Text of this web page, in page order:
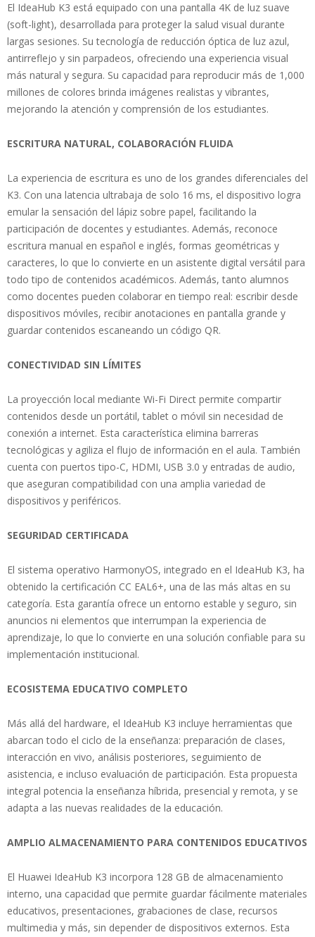
El IdeaHub K3 está equipado con una pantalla 4K de luz suave
(soft-light), desarrollada para proteger la salud visual durante
largas sesiones. Su tecnología de reducción óptica de luz azul,
antirreflejo y sin parpadeos, ofreciendo una experiencia visual
más natural y segura. Su capacidad para reproducir más de 1,000
millones de colores brinda imágenes realistas y vibrantes,
mejorando la atención y comprensión de los estudiantes.
ESCRITURA NATURAL, COLABORACIÓN FLUIDA
La experiencia de escritura es uno de los grandes diferenciales del
K3. Con una latencia ultrabaja de solo 16 ms, el dispositivo logra
emular la sensación del lápiz sobre papel, facilitando la
participación de docentes y estudiantes. Además, reconoce
escritura manual en español e inglés, formas geométricas y
caracteres, lo que lo convierte en un asistente digital versátil para
todo tipo de contenidos académicos. Además, tanto alumnos
como docentes pueden colaborar en tiempo real: escribir desde
dispositivos móviles, recibir anotaciones en pantalla grande y
guardar contenidos escaneando un código QR.
CONECTIVIDAD SIN LÍMITES
La proyección local mediante Wi-Fi Direct permite compartir
contenidos desde un portátil, tablet o móvil sin necesidad de
conexión a internet. Esta característica elimina barreras
tecnológicas y agiliza el flujo de información en el aula. También
cuenta con puertos tipo-C, HDMI, USB 3.0 y entradas de audio,
que aseguran compatibilidad con una amplia variedad de
dispositivos y periféricos.
SEGURIDAD CERTIFICADA
El sistema operativo HarmonyOS, integrado en el IdeaHub K3, ha
obtenido la certificación CC EAL6+, una de las más altas en su
categoría. Esta garantía ofrece un entorno estable y seguro, sin
anuncios ni elementos que interrumpan la experiencia de
aprendizaje, lo que lo convierte en una solución confiable para su
implementación institucional.
ECOSISTEMA EDUCATIVO COMPLETO
Más allá del hardware, el IdeaHub K3 incluye herramientas que
abarcan todo el ciclo de la enseñanza: preparación de clases,
interacción en vivo, análisis posteriores, seguimiento de
asistencia, e incluso evaluación de participación. Esta propuesta
integral potencia la enseñanza híbrida, presencial y remota, y se
adapta a las nuevas realidades de la educación.
AMPLIO ALMACENAMIENTO PARA CONTENIDOS EDUCATIVOS
El Huawei IdeaHub K3 incorpora 128 GB de almacenamiento
interno, una capacidad que permite guardar fácilmente materiales
educativos, presentaciones, grabaciones de clase, recursos
multimedia y más, sin depender de dispositivos externos. Esta